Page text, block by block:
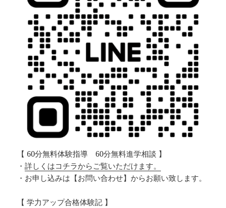
【 60分無料体験指導 60分無料進学相談 】
・詳しくはコチラからご覧いただけます。
・お申し込みは【お問い合わせ】からお願い致します。
【 学力アップ合格体験記 】